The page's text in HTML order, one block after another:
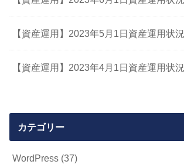
【資産運用】2023年5月1日資産運用状況
【資産運用】2023年4月1日資産運用状況
カテゴリー
WordPress (37)